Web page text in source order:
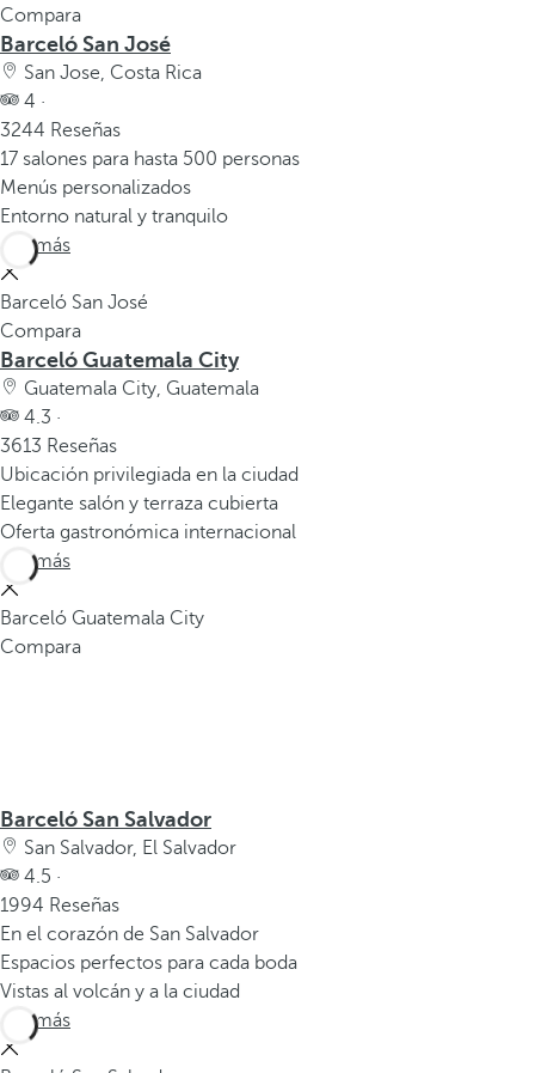
Compara
Barceló San José
San Jose, Costa Rica
4 ·
3244 Reseñas
17 salones para hasta 500 personas
Menús personalizados
Entorno natural y tranquilo
Ver más
Barceló San José
Compara
Barceló Guatemala City
Guatemala City, Guatemala
4.3 ·
3613 Reseñas
Ubicación privilegiada en la ciudad
Elegante salón y terraza cubierta
Oferta gastronómica internacional
Ver más
Barceló Guatemala City
Compara
Barceló San Salvador
San Salvador, El Salvador
4.5 ·
1994 Reseñas
En el corazón de San Salvador
Espacios perfectos para cada boda
Vistas al volcán y a la ciudad
Ver más